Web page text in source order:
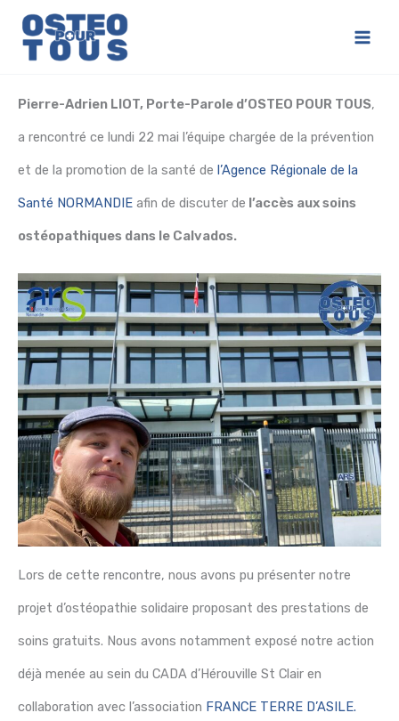
Aller
Pierre-Adrien LIOT, Porte-Parole d’OSTEO POUR TOUS,
a rencontré ce lundi 22 mai l’équipe chargée de la prévention
et de la promotion de la santé de l’Agence Régionale de la
Santé NORMANDIE afin de discuter de l’accès aux soins
ostéopathiques dans le Calvados.
Lors de cette rencontre, nous avons pu présenter notre
projet d’ostéopathie solidaire proposant des prestations de
soins gratuits. Nous avons notamment exposé notre action
déjà menée au sein du CADA d’Hérouville St Clair en
collaboration avec l’association FRANCE TERRE D’ASILE.